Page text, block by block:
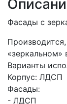
Фасады с
«зеркальном»
Варианты
Корпус: ЛДСП
Фасады:
- ЛДСП